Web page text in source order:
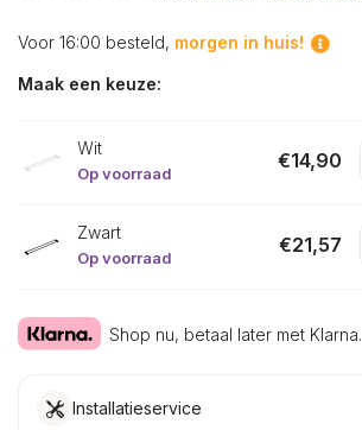
Voor 16:00 besteld, morgen in huis!
Maak een keuze:
Wit
Op voorraad
€14,90
Zwart
Op voorraad
€21,57
Shop nu, betaal later met Klarna.
Installatieservice